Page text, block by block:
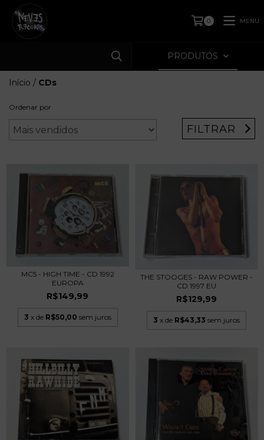
0 MENU
PRODUTOS
Início / CDs
Ordenar por
FILTRAR
MC5 - HIGH TIME - CD 1992
EUROPA
R$149,99
3 x de R$50,00 sem juros
THE STOOGES - RAW POWER -
CD 1997 EU
R$129,99
3 x de R$43,33 sem juros